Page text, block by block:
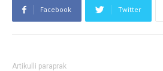
Facebook Twitter
Artikulli paraprak